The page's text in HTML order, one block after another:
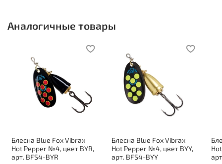
Аналогичные товары
Блесна Blue Fox Vibrax
Hot Pepper №4, цвет BYR,
арт. BFS4-BYR
Блесна Blue Fox Vibrax
Hot Pepper №4, цвет BYY,
арт. BFS4-BYY